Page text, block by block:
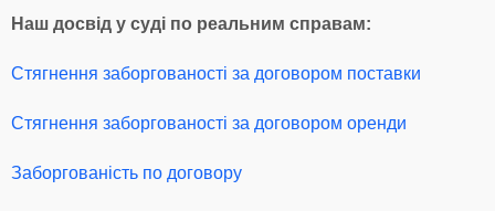
Наш досвід у суді по реальним справам:
Стягнення заборгованості за договором поставки
Стягнення заборгованості за договором оренди
Заборгованість по договору